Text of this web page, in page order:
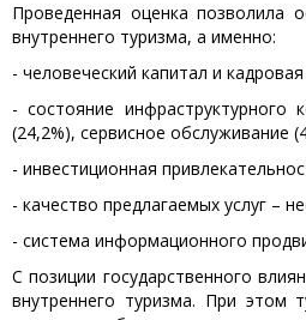
Проведенная оценка позволила
внутреннего туризма, а именно:
- человеческий капитал и
- состояние инфраструктурного
(24,2%), сервисное обслуживание
- инвестиционная
- качество предлагаемых услуг –
- система информационного
С позиции государственного
внутреннего туризма. При этом